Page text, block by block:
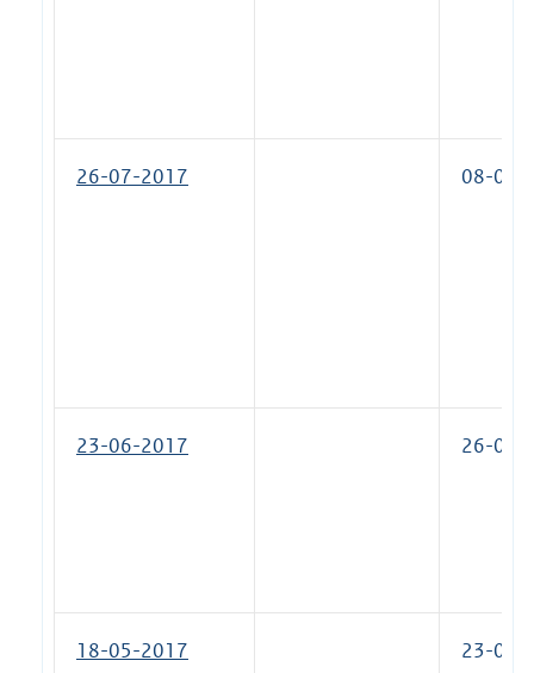
26-07-2017 08-09-
23-06-2017 26-07-
18-05-2017 23-06-